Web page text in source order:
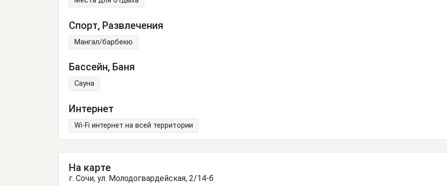
Спорт, Развлечения
Мангал/барбекю
Бассейн, Баня
Сауна
Интернет
Wi-Fi интернет на всей территории
На карте
г. Сочи, ул. Молодогвардейская, 2/14-б